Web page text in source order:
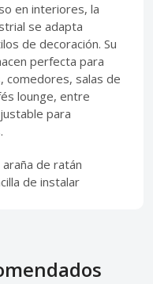
en interiores, la
se adapta
de decoración. Su
perfecta para
comedores, salas de
lounge, entre
para
de ratán
de instalar